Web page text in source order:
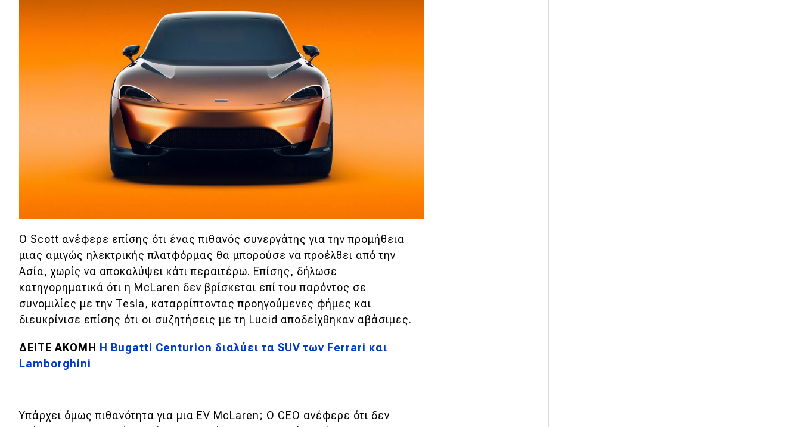
eDRIVE
Ο Scott ανέφερε επίσης ότι ένας πιθανός συνεργάτης για την προμήθεια
μιας αμιγώς ηλεκτρικής πλατφόρμας θα μπορούσε να προέλθει από την
Ασία, χωρίς να αποκαλύψει κάτι περαιτέρω. Επίσης, δήλωσε
κατηγορηματικά ότι η McLaren δεν βρίσκεται επί του παρόντος σε
συνομιλίες με την Tesla, καταρρίπτοντας προηγούμενες φήμες και
διευκρίνισε επίσης ότι οι συζητήσεις με τη Lucid αποδείχθηκαν αβάσιμες.
ΔΕΙΤΕ ΑΚΟΜΗ
H Bugatti Centurion διαλύει τα SUV των Ferrari και
Lamborghini
Υπάρχει όμως πιθανότητα για μια EV McLaren; Ο CEO ανέφερε ότι δεν